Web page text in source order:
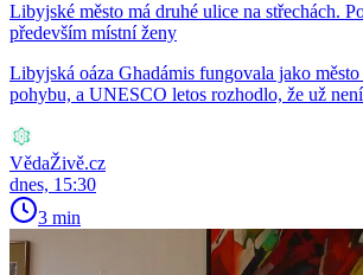
Libyjské město má druhé ulice na střechách.
především místní ženy
Libyjská oáza Ghadámis fungovala jako město
pohybu, a UNESCO letos rozhodlo, že už
VědaŽivě.cz
dnes, 15:30
3 min